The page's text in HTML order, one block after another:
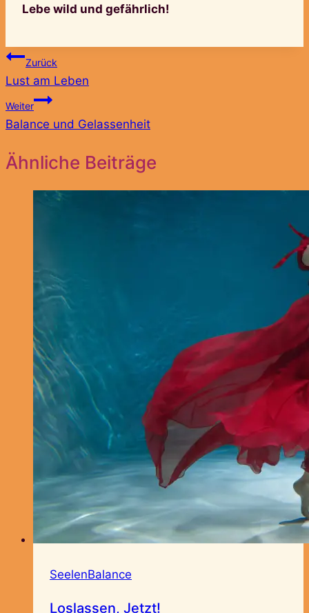
Lebe wild und gefährlich!
Beitragsnavigation
Zurück
Lust am Leben
Weiter
Balance und Gelassenheit
Ähnliche Beiträge
SeelenBalance
Loslassen, Jetzt!